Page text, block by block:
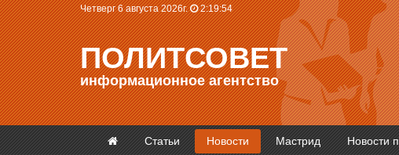
Четверг 6 августа 2026г. 2:19:55
ПОЛИТСОВЕТ
информационное агентство
Статьи Новости Мастрид Новости